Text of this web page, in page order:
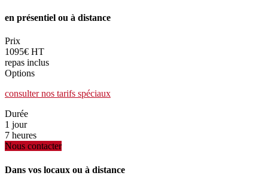
en présentiel ou à distance
Prix
1095€ HT
repas inclus
Options
consulter nos tarifs spéciaux
Durée
1 jour
7 heures
Nous contacter
Dans vos locaux ou à distance